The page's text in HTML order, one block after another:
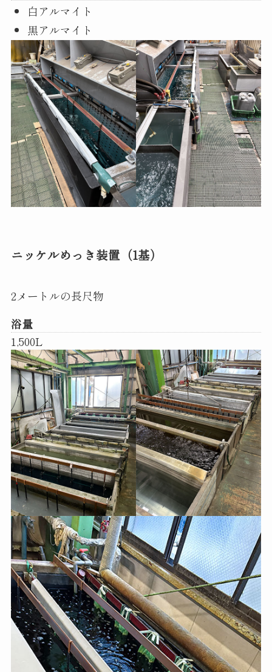
白アルマイト
黒アルマイト
ニッケルめっき装置（1基）
2メートルの長尺物
浴量
1,500L